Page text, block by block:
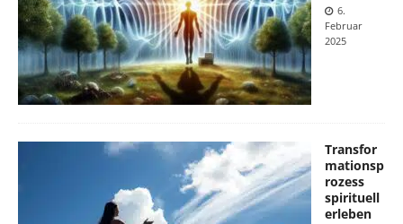
6.
Februar
2025
Transfor
mationsp
rozess
spirituell
erleben